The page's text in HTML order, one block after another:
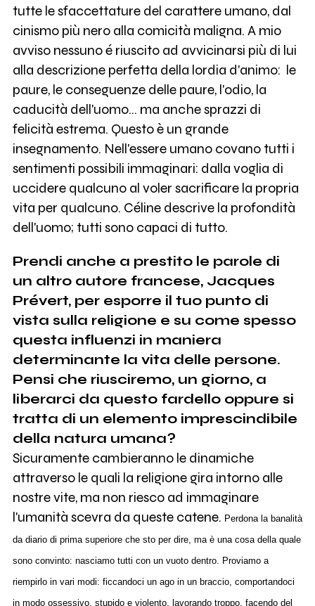
tutte le sfaccettature del carattere umano, dal
cinismo più nero alla comicità maligna. A mio
avviso nessuno é riuscito ad avvicinarsi più di lui
alla descrizione perfetta della lordia d'animo: le
paure, le conseguenze delle paure, l'odio, la
caducità dell'uomo... ma anche sprazzi di
felicità estrema. Questo è un grande
insegnamento. Nell'essere umano covano tutti i
sentimenti possibili immaginari: dalla voglia di
uccidere qualcuno al voler sacrificare la propria
vita per qualcuno. Céline descrive la profondità
dell'uomo; tutti sono capaci di tutto.
Prendi anche a prestito le parole di
un altro autore francese, Jacques
Prévert, per esporre il tuo punto di
vista sulla religione e su come spesso
questa influenzi in maniera
determinante la vita delle persone.
Pensi che riusciremo, un giorno, a
liberarci da questo fardello oppure si
tratta di un elemento imprescindibile
della natura umana?
Sicuramente cambieranno le dinamiche
attraverso le quali la religione gira intorno alle
nostre vite, ma non riesco ad immaginare
l'umanità scevra da queste catene. Perdona la banalità
da diario di prima superiore che sto per dire, ma è una cosa della quale
sono convinto: nasciamo tutti con un vuoto dentro. Proviamo a
riempirlo in vari modi: ficcandoci un ago in un braccio, comportandoci
in modo ossessivo, stupido e violento, lavorando troppo, facendo del